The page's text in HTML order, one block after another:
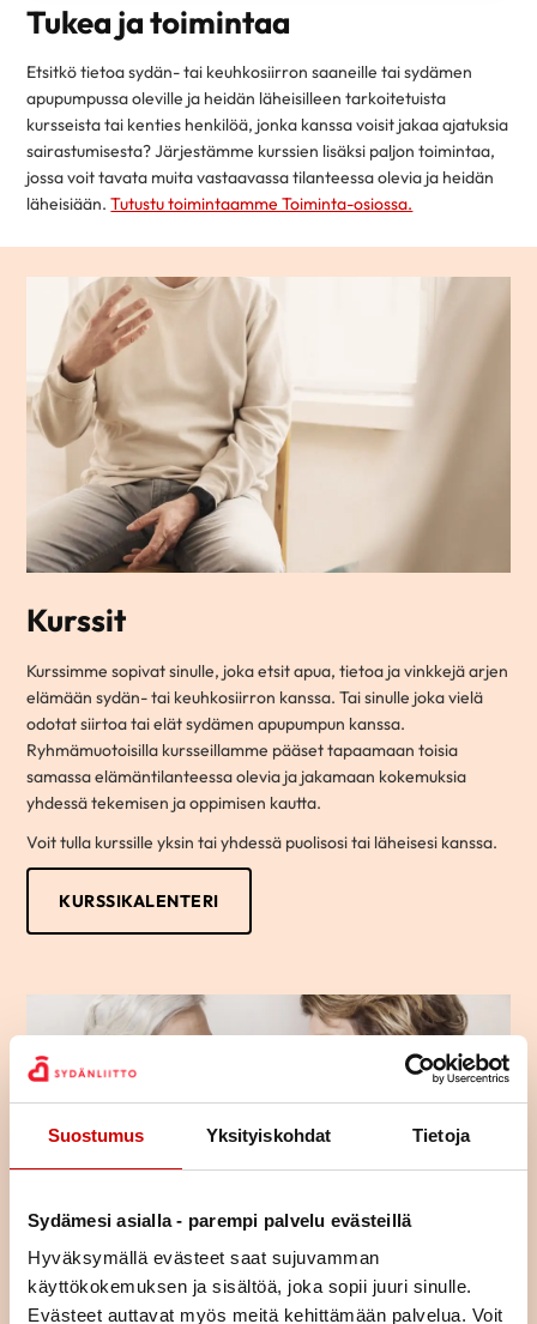
Suostumus Yksityiskohdat Tietoja
Sydämesi asialla - parempi palvelu evästeillä
Hyväksymällä evästeet saat sujuvamman
käyttökokemuksen ja sisältöä, joka sopii juuri sinulle.
Evästeet auttavat myös meitä kehittämään palvelua. Voit
Tukea ja toimintaa
Etsitkö tietoa sydän- tai keuhkosiirron saaneille tai sydämen
apupumpussa oleville ja heidän läheisilleen tarkoitetuista
kursseista tai kenties henkilöä, jonka kanssa voisit jakaa ajatuksia
sairastumisesta? Järjestämme kurssien lisäksi paljon toimintaa,
jossa voit tavata muita vastaavassa tilanteessa olevia ja heidän
läheisiään.Tutustu toimintaamme Toiminta-osiossa.
Kurssit
Kurssimme sopivat sinulle, joka etsit apua, tietoa ja vinkkejä arjen
elämään sydän- tai keuhkosiirron kanssa. Tai sinulle joka vielä
odotat siirtoa tai elät sydämen apupumpun kanssa.
Ryhmämuotoisilla kursseillamme pääset tapaamaan toisia
samassa elämäntilanteessa olevia ja jakamaan kokemuksia
yhdessä tekemisen ja oppimisen kautta.
Voit tulla kurssille yksin tai yhdessä puolisosi tai läheisesi kanssa.
KURSSIKALENTERI